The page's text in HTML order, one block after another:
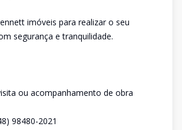
imóveis para realizar o seu
segurança e tranquilidade.
ou acompanhamento de obra
98480-2021